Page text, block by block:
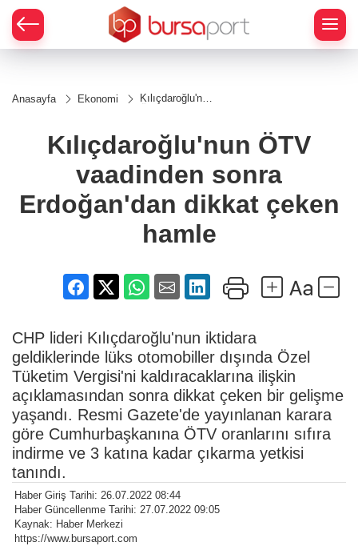
Anasayfa Ekonomi
Kılıçdaroğlu'nun
Erdoğan'dan
dikkat çeken
hamle
Kılıçdaroğlu'nun ÖTV
vaadinden sonra
Erdoğan'dan dikkat çeken
hamle
CHP lideri Kılıçdaroğlu'nun iktidara
geldiklerinde lüks otomobiller dışında Özel
Tüketim Vergisi'ni kaldıracaklarına ilişkin
açıklamasından sonra dikkat çeken bir gelişme
yaşandı. Resmi Gazete'de yayınlanan karara
göre Cumhurbaşkanına ÖTV oranlarını sıfıra
indirme ve 3 katına kadar çıkarma yetkisi
tanındı.
Haber Giriş Tarihi: 26.07.2022 08:44
Haber Güncellenme Tarihi: 27.07.2022 09:05
Kaynak: Haber Merkezi
https://www.bursaport.com